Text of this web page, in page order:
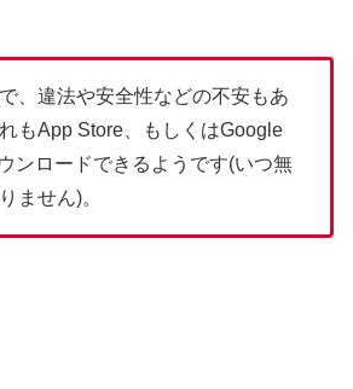
、違法や安全性などの不安もあ
もApp Store、もしくはGoogle
ンロードできるようです(いつ無
ません)。